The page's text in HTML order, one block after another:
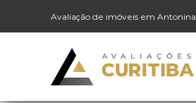
Avaliação de imóveis em Antonina